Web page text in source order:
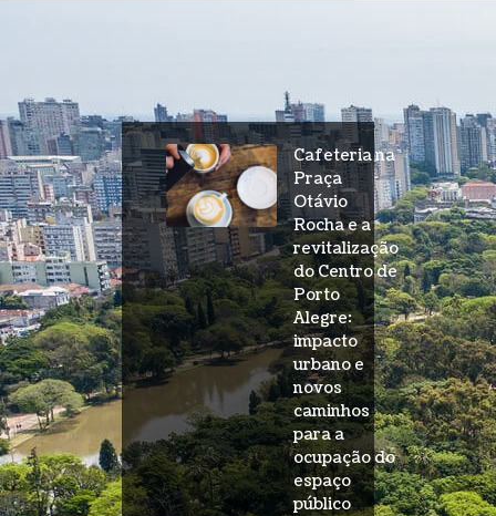
Cafeteria na
Praça
Otávio
Rocha e a
revitalização
do Centro de
Porto
Alegre:
impacto
urbano e
novos
caminhos
para a
ocupação do
espaço
público